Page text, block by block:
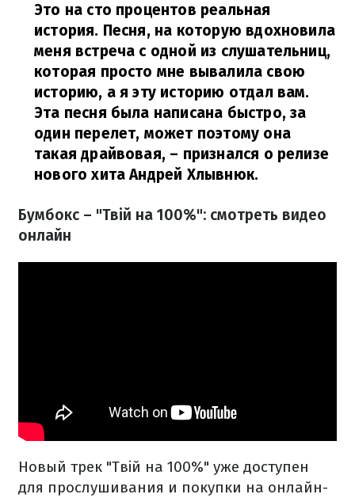
Это на сто процентов реальная
история. Песня, на которую вдохновила
меня встреча с одной из слушательниц,
которая просто мне вывалила свою
историю, а я эту историю отдал вам.
Эта песня была написана быстро, за
один перелет, может поэтому она
такая драйвовая, – признался о релизе
нового хита Андрей Хлывнюк.
Бумбокс – "Твій на 100%": смотреть видео
онлайн
Новый трек "Твiй на 100%" уже доступен
для прослушивания и покупки на онлайн-